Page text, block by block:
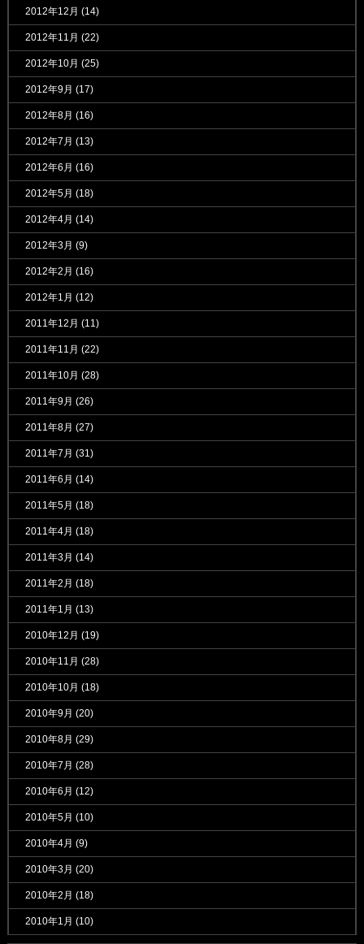
2012年12月 (14)
2012年11月 (22)
2012年10月 (25)
2012年9月 (17)
2012年8月 (16)
2012年7月 (13)
2012年6月 (16)
2012年5月 (18)
2012年4月 (14)
2012年3月 (9)
2012年2月 (16)
2012年1月 (12)
2011年12月 (11)
2011年11月 (22)
2011年10月 (28)
2011年9月 (26)
2011年8月 (27)
2011年7月 (31)
2011年6月 (14)
2011年5月 (18)
2011年4月 (18)
2011年3月 (14)
2011年2月 (18)
2011年1月 (13)
2010年12月 (19)
2010年11月 (28)
2010年10月 (18)
2010年9月 (20)
2010年8月 (29)
2010年7月 (28)
2010年6月 (12)
2010年5月 (10)
2010年4月 (9)
2010年3月 (20)
2010年2月 (18)
2010年1月 (10)